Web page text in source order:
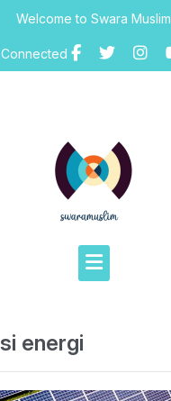
Welcome to Swara Muslim
energi